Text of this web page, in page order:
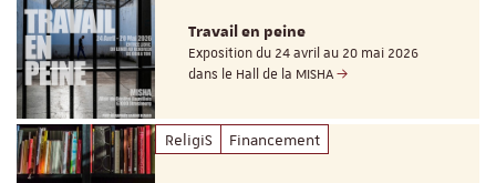
Travail en peine
Exposition du 24 avril au 20 mai 2026
dans le Hall de la MISHA
ReligiS Financement